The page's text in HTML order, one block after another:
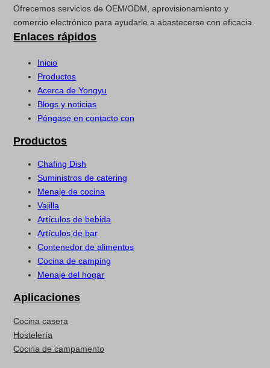
Ofrecemos servicios de OEM/ODM, aprovisionamiento y
comercio electrónico para ayudarle a abastecerse con eficacia.
Enlaces rápidos
Inicio
Productos
Acerca de Yongyu
Blogs y noticias
Póngase en contacto con
Productos
Chafing Dish
Suministros de catering
Menaje de cocina
Vajilla
Artículos de bebida
Artículos de bar
Contenedor de alimentos
Cocina de camping
Menaje del hogar
Aplicaciones
Cocina casera
Hostelería
Cocina de campamento